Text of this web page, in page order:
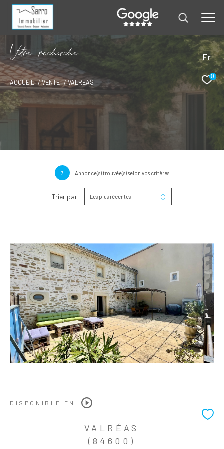
Fr
0
Vore recece
ACCUEIL VENTE VALREAS
7 Annonce(s) trouvée(s) selon vos critères
Trier par Les plus récentes
DISPONIBLE EN
VALRÉAS
(84600)